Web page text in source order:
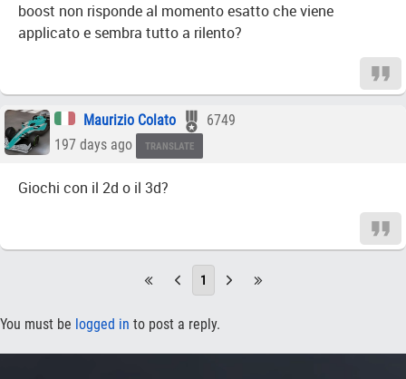
boost non risponde al momento esatto che viene
applicato e sembra tutto a rilento?
Maurizio Colato
6749
197 days ago
TRANSLATE
Giochi con il 2d o il 3d?
1
You must be logged in to post a reply.